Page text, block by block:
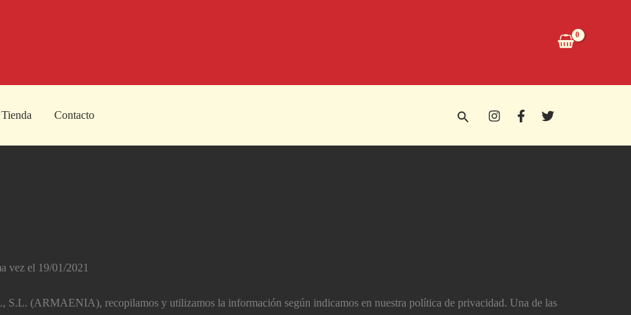
Tienda Contacto Buscar
vez el 19/01/2021
(ARMAENIA), recopilamos y utilizamos la información según indicamos en nuestra polí­tica de privacidad. Una de las